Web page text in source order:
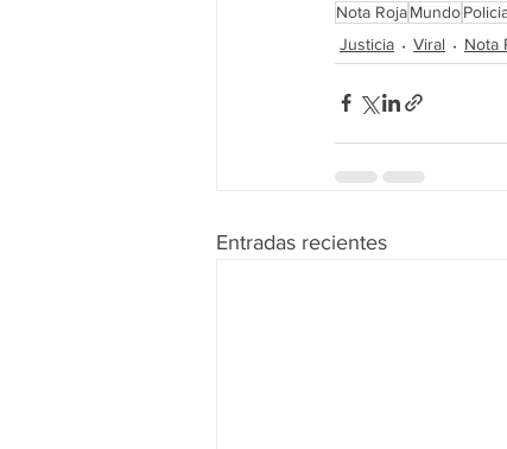
Nota RojaMundo
Justicia
Viral Nota
Entradas recientes